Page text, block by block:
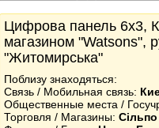
Цифрова панель 6x3,
магазином "Watsons",
"Житомирська"
Поблизу знаходяться:
Связь / Мобильная связь:
Общественные места /
Торговля / Магазины: Сільпо